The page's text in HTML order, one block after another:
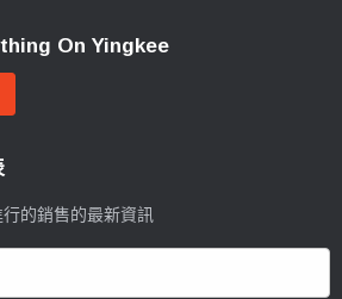
On Yingkee
的銷售的最新資訊